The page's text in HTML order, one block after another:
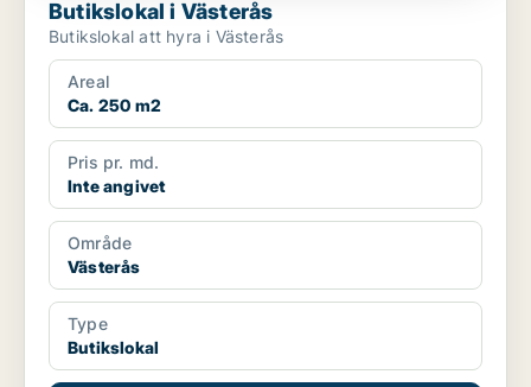
Butikslokal i Västerås
Butikslokal att hyra i Västerås
Areal
Ca. 250 m2
Pris pr. md.
Inte angivet
Område
Västerås
Type
Butikslokal